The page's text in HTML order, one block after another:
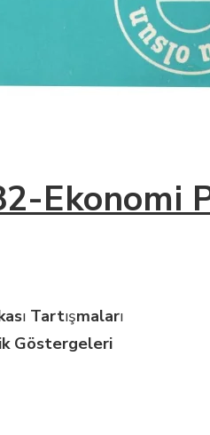
Ekonomi
ı Tartışmaları
Göstergeleri